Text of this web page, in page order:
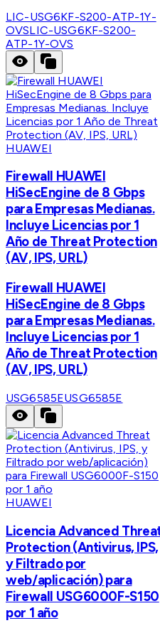
LIC-USG6KF-S200-ATP-1Y-
OVSLIC-USG6KF-S200-
ATP-1Y-OVS
HUAWEI
Firewall HUAWEI
HiSecEngine de 8 Gbps
para Empresas Medianas.
Incluye Licencias por 1
Año de Threat Protection
(AV, IPS, URL)
Firewall HUAWEI
HiSecEngine de 8 Gbps
para Empresas Medianas.
Incluye Licencias por 1
Año de Threat Protection
(AV, IPS, URL)
USG6585EUSG6585E
HUAWEI
Licencia Advanced
Protection (Antivirus, IPS,
y Filtrado por
web/aplicación) para
Firewall USG6000F-S150
por 1 año